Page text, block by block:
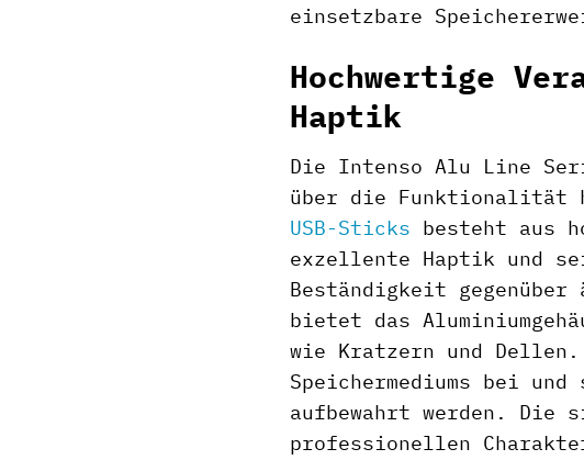
einsetzbare
Hochwertige
Haptik
Die Intenso Alu Line
über die Funktionalität
USB-Sticks besteht aus
exzellente Haptik und
Beständigkeit gegenüber
bietet das
wie Kratzern und
Speichermediums bei
aufbewahrt werden. Die
professionellen